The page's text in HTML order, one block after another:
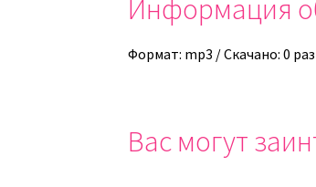
Информация
Формат: mp3 / Скачано: 0
Вас могут